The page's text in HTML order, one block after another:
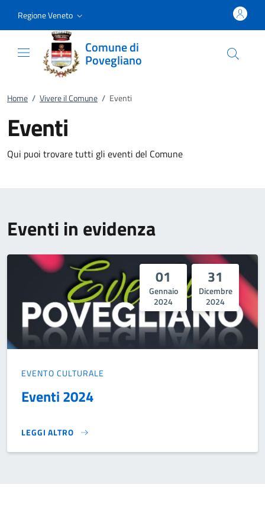
Regione Veneto
Comune di
Povegliano
Home / Vivere il Comune / Eventi
Eventi
Qui puoi trovare tutti gli eventi del Comune
Eventi in evidenza
01
Gennaio
2024
31
Dicembre
2024
EVENTO CULTURALE
Eventi 2024
LEGGI ALTRO
EVENTI 2024}